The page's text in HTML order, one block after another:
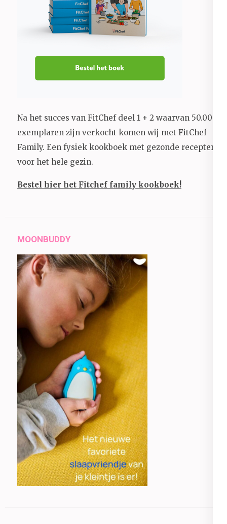
Na het succes van FitChef deel 1 + 2 waarvan 50.000+
exemplaren zijn verkocht komen wij met FitChef
Family. Een fysiek kookboek met gezonde recepten
voor het hele gezin.
Bestel hier het Fitchef family kookboek!
MOONBUDDY